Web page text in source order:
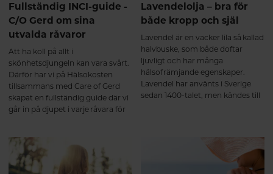
Fullständig INCI-guide -
C/O Gerd om sina
utvalda råvaror
Att ha koll på allt i
skönhetsdjungeln kan vara svårt.
Därför har vi på Hälsokosten
tillsammans med Care of Gerd
skapat en fullständig guide där vi
går in på djupet i varje råvara för
valt att använda just dem i sina
produkter.
Lavendelolja – bra för
både kropp och själ
Lavendel är en vacker lila så kallad
halvbuske, som både doftar
ljuvligt och har många
hälsofrämjande egenskaper.
Lavendel har använts i Sverige
sedan 1400-talet, men kändes till